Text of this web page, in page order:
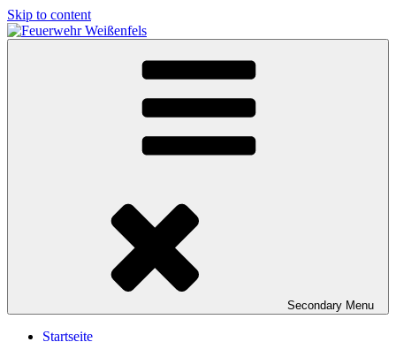
Skip to content
Freiwillige Feuerwehr Weißenfels
Secondary Menu
Startseite